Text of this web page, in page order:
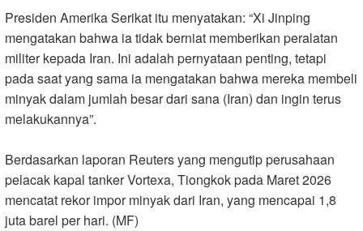
Presiden Amerika Serikat itu menyatakan: “Xi Jinping
mengatakan bahwa ia tidak berniat memberikan peralatan
militer kepada Iran. Ini adalah pernyataan penting, tetapi
pada saat yang sama ia mengatakan bahwa mereka membeli
minyak dalam jumlah besar dari sana (Iran) dan ingin terus
melakukannya.”
Berdasarkan laporan Reuters yang mengutip perusahaan
pelacak kapal tanker Vortexa, Tiongkok pada Maret 2026
mencatat rekor impor minyak dari Iran, yang mencapai 1,8
juta barel per hari. (MF)